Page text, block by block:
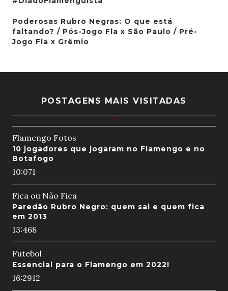
Poderosas Rubro Negras: O que está
faltando? / Pós-Jogo Fla x São Paulo / Pré-
Jogo Fla x Grêmio
POSTAGENS MAIS VISITADAS
Flamengo Fotos
10 jogadores que jogaram no Flamengo e no
Botafogo
10:071
Fica ou Não Fica
Paredão Rubro Negro: quem sai e quem fica
em 2013
13:468
Futebol
Essencial para o Flamengo em 2022!
16:2912